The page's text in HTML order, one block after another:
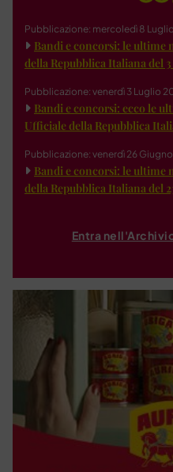
Pubblicazione: mercoledì 8
Bandi e concorsi: le ultime
della Repubblica Italiana del
Pubblicazione: venerdì 3 Luglio
Bandi e concorsi: ecco le
Ufficiale della Repubblica
Pubblicazione: venerdì 26
Bandi e concorsi: le ultime
della Repubblica Italiana del
Entra